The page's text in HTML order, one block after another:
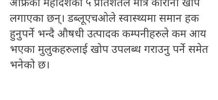
लगाएका छन्। डब्लूएचओले स्वास्थ्यमा समान हक
हुनुपर्ने भन्दै औषधी उत्पादक कम्पनीहरुले कम आय
भएका मुलुकहरुलाई खोप उपलब्ध गराउनु पर्ने समेत
भनेको छ।